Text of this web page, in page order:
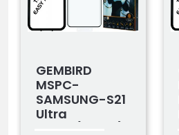
GEMBIRD
MSPC-
SAMSUNG-S21
Ultra